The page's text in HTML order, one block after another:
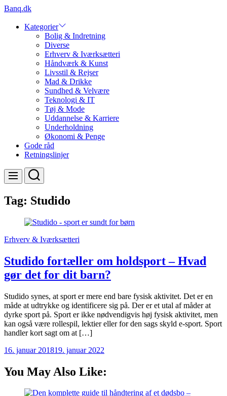
Skip
content
Banq.dk
Kategorier
Bolig & Indretning
Diverse
Erhverv & Iværksætteri
Håndværk & Kunst
Livsstil & Rejser
Mad & Drikke
Sundhed & Velvære
Teknologi & IT
Tøj & Mode
Uddannelse & Karriere
Underholdning
Økonomi & Penge
Gode råd
Retningslinjer
Menu Search
Tag: Studido
Erhverv & Iværksætteri
Studido fortæller om holdsport – Hvad
gør det for dit barn?
Studido synes, at sport er mere end bare fysisk aktivitet. Det er en
måde at udtrykke og identificere sig på. Der er et utal af måder at
dyrke sport på. Sport er ikke nødvendigvis høj fysisk aktivitet, men
kan også være rollespil, lektier eller for den sags skyld e-sport. Sport
handler kort sagt om at […]
16. januar 201819. januar 2022
You May Also Like: